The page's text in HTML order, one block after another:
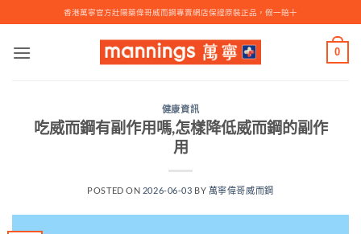
to
content
香港萬寧官方壯陽藥偉哥威而鋼專賣網店保證原裝正品，假一賠十
0
健康資訊
吃威而鋼有副作用嗎,怎樣降低威而鋼的副作
用
POSTED ON 2026-06-03 BY 萬寧偉哥威而鋼